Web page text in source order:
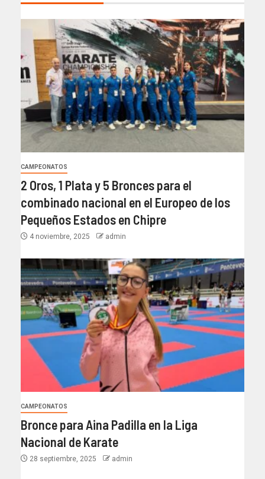
CAMPEONATOS
2 Oros, 1 Plata y 5 Bronces para el
combinado nacional en el Europeo de los
Pequeños Estados en Chipre
4 noviembre, 2025 admin
CAMPEONATOS
Bronce para Aina Padilla en la Liga
Nacional de Karate
28 septiembre, 2025 admin